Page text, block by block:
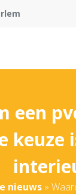
een
keuze
nieuws »